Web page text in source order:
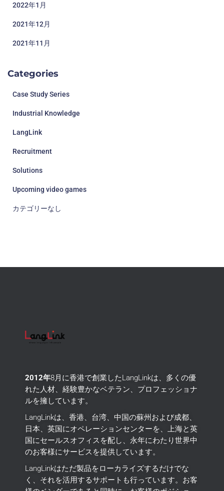
2022年1月
2021年12月
2021年11月
Categories
Case Study Series
Industrial Knowledge
LangLink
Recruitment
Solutions
Upcoming video games
カテゴリーなし
2012年8月に香港で創業したLangLinkは、多くの優
れた人材、経験豊かなベテラン、プロフェッショナ
ルを擁しています。
LangLinkは、香港、台湾、中国の蘇州および成都、
日本、英国にオペレーションセンターを、上海と英
国にセールスオフィスを配し、永年にわたり世界中
のお客様にサービスを提供しています。
LangLinkはただ製品をローカライズするだけでな
く、それを活用するサポートも行っています。 お客